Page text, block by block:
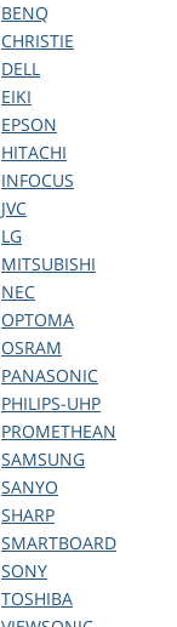
BENQ
CHRISTIE
DELL
EIKI
EPSON
HITACHI
INFOCUS
JVC
LG
MITSUBISHI
NEC
OPTOMA
OSRAM
PANASONIC
PHILIPS-UHP
PROMETHEAN
SAMSUNG
SANYO
SHARP
SMARTBOARD
SONY
TOSHIBA